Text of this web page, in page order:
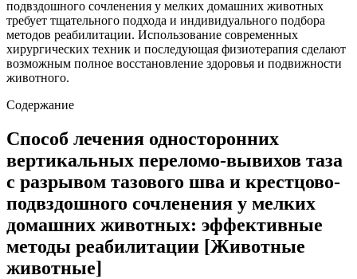
подвздошного сочленения у мелких домашних животных
требует тщательного подхода и индивидуального подбора
методов реабилитации. Использование современных
хирургических техник и последующая физиотерапия сделают
возможным полное восстановление здоровья и подвижности
животного.
Содержание
Способ лечения односторонних
вертикальных переломо-вывихов таза
с разрывом тазового шва и крестцово-
подвздошного сочленения у мелких
домашних животных: эффективные
методы реабилитации [Животные
животные]